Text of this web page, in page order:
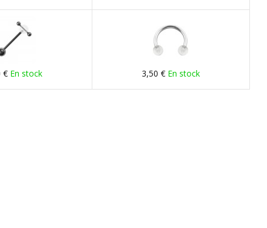
€ En stock 3,50 € En stock